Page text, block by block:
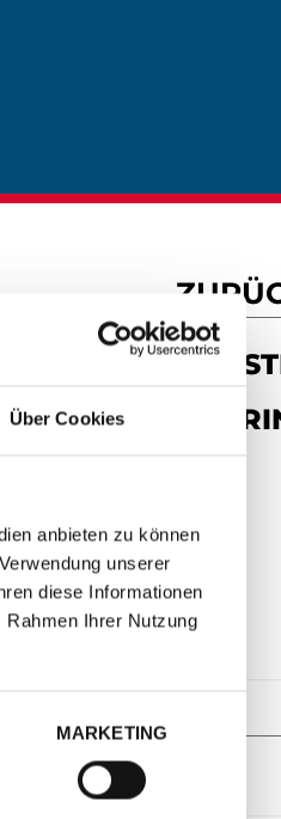
Über Cookies
anbieten zu können
unserer
diese Informationen
Ihrer Nutzung
MARKETING